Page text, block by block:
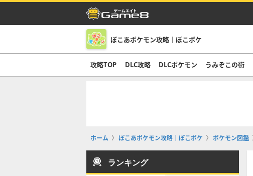
ぽこあポケモン攻略｜ぽこポケ
攻略TOP DLC攻略 DLCポケモン うみぞこの街
ホーム ぽこあポケモン攻略｜ぽこポケ ポケモン図鑑
ランキング